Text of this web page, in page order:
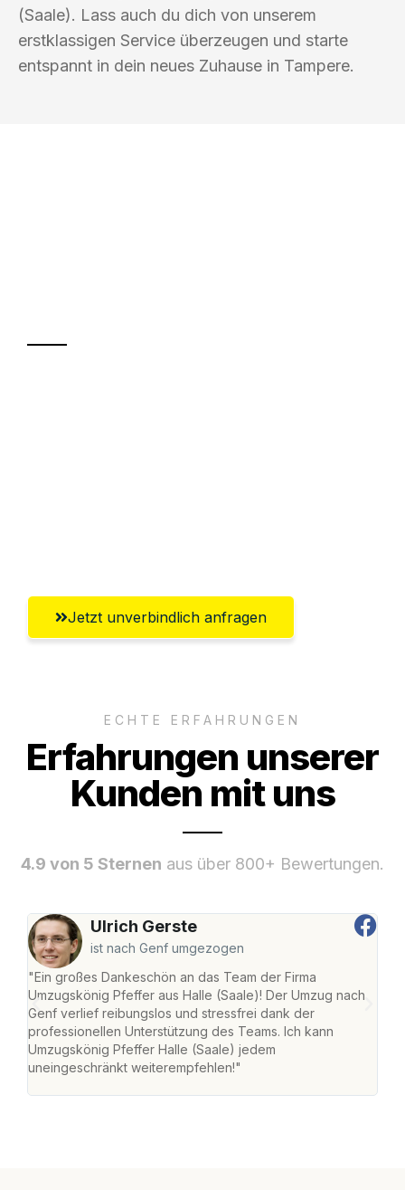
(Saale). Lass auch du dich von unserem
erstklassigen Service überzeugen und starte
entspannt in dein neues Zuhause in Tampere.
Jetzt unverbindlich anfragen
ECHTE ERFAHRUNGEN
Erfahrungen unserer
Kunden mit uns
4.9 von 5 Sternen aus über 800+ Bewertungen.
Ulrich Gerste
ist nach Genf umgezogen
"Ein großes Dankeschön an das Team der Firma
Umzugskönig Pfeffer aus Halle (Saale)! Der Umzug nach
Genf verlief reibungslos und stressfrei dank der
professionellen Unterstützung des Teams. Ich kann
Umzugskönig Pfeffer Halle (Saale) jedem
uneingeschränkt weiterempfehlen!"